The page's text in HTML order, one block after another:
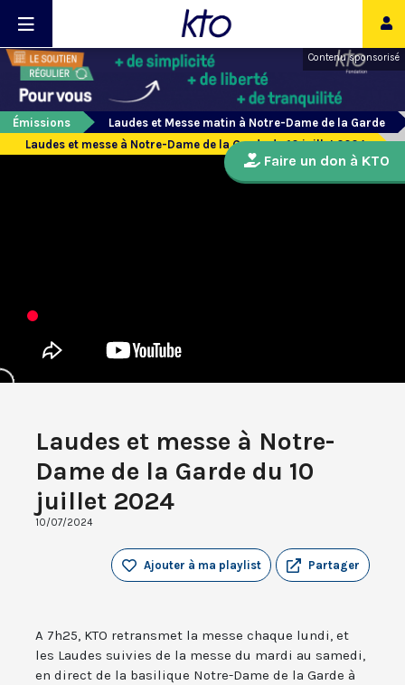
Contenu sponsorisé
Émissions
Laudes et Messe matin à Notre-Dame de la Garde
Laudes et messe à Notre-Dame de la Garde du 10 juillet 2024
Laudes et messe à Notre-
Dame de la Garde du 10
juillet 2024
10/07/2024
Partager
Ajouter à ma playlist
A 7h25, KTO retransmet la messe chaque lundi, et
les Laudes suivies de la messe du mardi au samedi,
en direct de la basilique Notre-Dame de la Garde à
Faire un don à KTO